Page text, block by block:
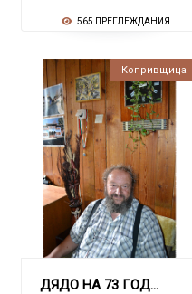
565 ПРЕГЛЕЖДАНИЯ
Копривщица
ДЯДО НА 73 ГОДИНИ ОТ КОПРИВЩИЦА Пред защита